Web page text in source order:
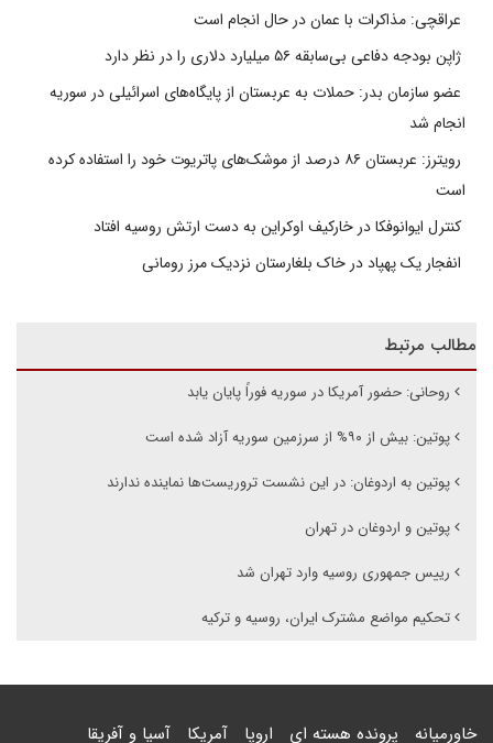
عراقچی: مذاکرات با عمان در حال انجام است
ژاپن بودجه دفاعی بی‌سابقه ۵۶ میلیارد دلاری را در نظر دارد
عضو سازمان بدر: حملات به عربستان از پایگاه‌های اسرائیلی در سوریه
انجام شد
رویترز: عربستان ۸۶ درصد از موشک‌های پاتریوت خود را استفاده کرده
است
کنترل ایوانوفکا در خارکیف اوکراین به دست ارتش روسیه افتاد
انفجار یک پهپاد در خاک بلغارستان نزدیک مرز رومانی
مطالب مرتبط
روحانی: حضور آمریکا در سوریه فوراً پایان یابد
پوتین: بیش از ۹۰% از سرزمین سوریه آزاد شده است
پوتین به اردوغان: در این نشست تروریست‌ها نماینده ندارند
پوتین و اردوغان در تهران
رییس جمهوری روسیه وارد تهران شد
تحکیم مواضع مشترک ایران، روسیه و ترکیه
خاورمیانه پرونده هسته ای اروپا آمریکا آسیا و آفریقا